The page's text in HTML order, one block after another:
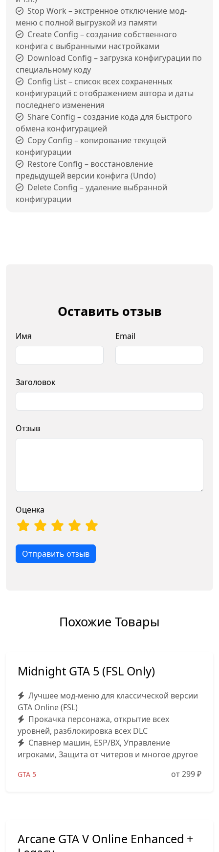
Stop Work – экстренное отключение мод-
меню с полной выгрузкой из памяти
Create Config – создание собственного
конфига с выбранными настройками
Download Config – загрузка конфигурации по
специальному коду
Config List – список всех сохраненных
конфигураций с отображением автора и даты
последнего изменения
Share Config – создание кода для быстрого
обмена конфигурацией
Copy Config – копирование текущей
конфигурации
Restore Config – восстановление
предыдущей версии конфига (Undo)
Delete Config – удаление выбранной
конфигурации
Оставить отзыв
Имя Email
Заголовок
Отзыв
Оценка
Отправить отзыв
Похожие Товары
Midnight GTA 5 (FSL Only)
Лучшее мод-меню для классической версии
GTA Online (FSL)
Прокачка персонажа, открытие всех
уровней, разблокировка всех DLC
Спавнер машин, ESP/ВХ, Управление
игроками, Защита от читеров и многое другое
GTA 5 от 299₽
Arcane GTA V Online Enhanced +